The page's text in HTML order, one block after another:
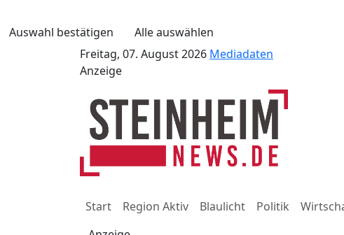
Auswahl bestätigen
Alle auswählen
Freitag, 07. August 2026 Mediadaten
Anzeige
Start Region Aktiv Blaulicht Politik